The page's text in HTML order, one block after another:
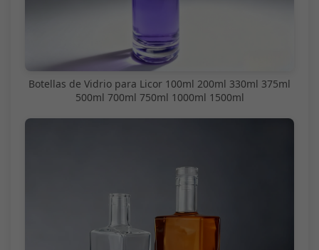
Botellas de Vidrio para Licor 100ml 200ml 330ml 375ml
500ml 700ml 750ml 1000ml 1500ml